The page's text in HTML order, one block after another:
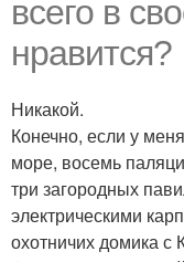
всего в
нравится?
Никакой.
Конечно, если у
море, восемь
три загородных
электрическими
охотничих домика